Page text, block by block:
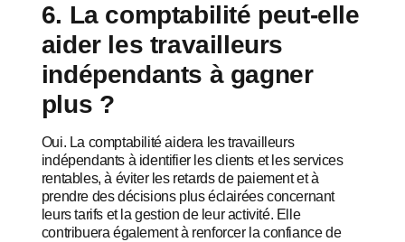
6. La comptabilité peut-elle
aider les travailleurs
indépendants à gagner
plus ?
Oui. La comptabilité aidera les travailleurs
indépendants à identifier les clients et les services
rentables, à éviter les retards de paiement et à
prendre des décisions plus éclairées concernant
leurs tarifs et la gestion de leur activité. Elle
contribuera également à renforcer la confiance de